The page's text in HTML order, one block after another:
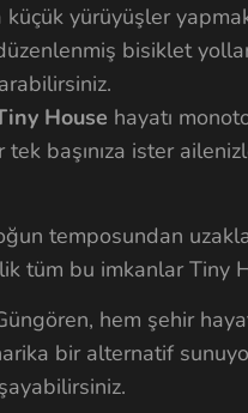
yürüyüşler
bisiklet
House hayatı
başınıza ister
temposundan
tüm bu imkanlar Tiny
hem şehir
bir alternatif